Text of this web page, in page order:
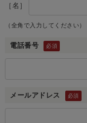
［名］
（全角で入力してください）
電話番号
メールアドレス